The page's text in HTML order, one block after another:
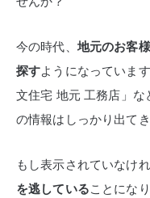
今の時代、 地元のお客
探すようになっていま
文住宅 地元 工務店」
の情報はしっかり出て
もし表示されていなけ
を逃していることになり